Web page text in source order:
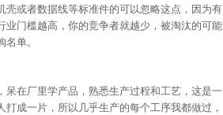
或者数据线等标准件的可以忽略这点，因为有
门槛越高，你的竞争者就越少，被淘汰的可能
单。
在厂里学产品，熟悉生产过程和工艺，这是一
成一片，所以几乎生产的每个工序我都做过，